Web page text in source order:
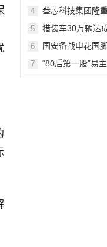
4
叁芯科技集团隆
5
猎装车30万辆达
6
国安备战申花国
7
“80后第一股”易